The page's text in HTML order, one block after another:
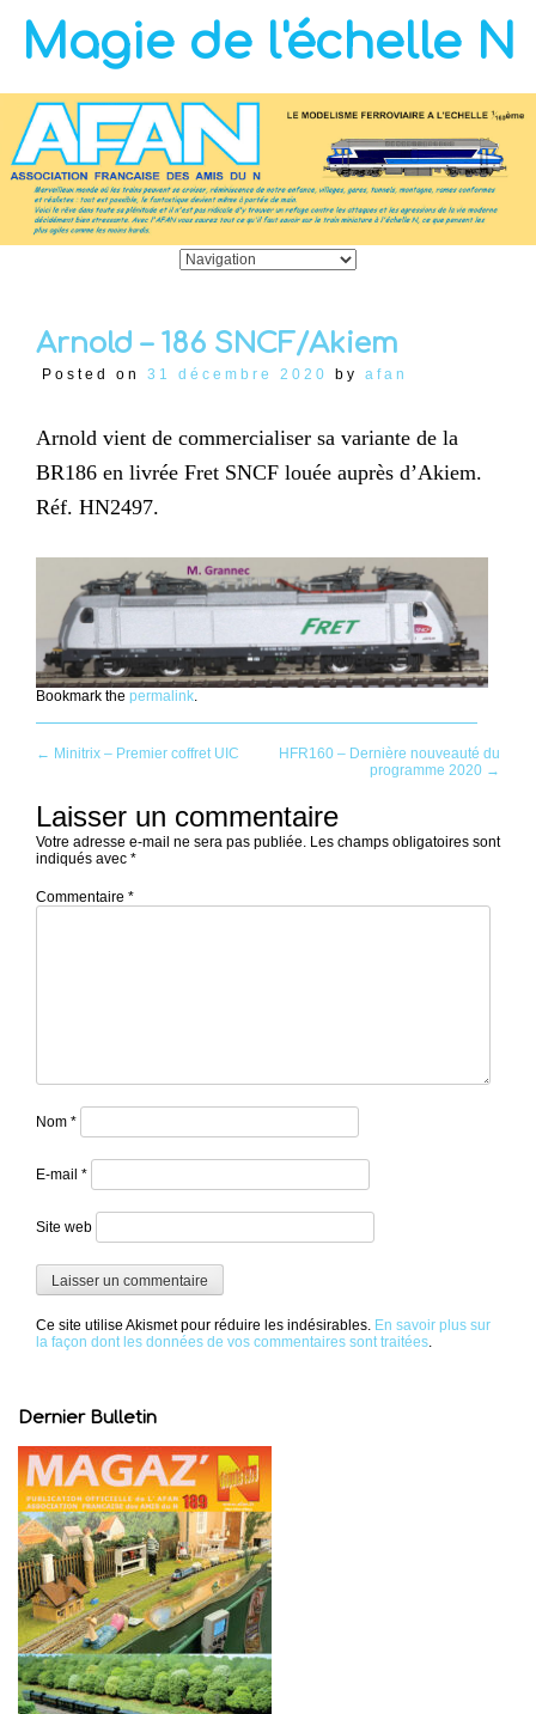
Magie de l'échelle N
Arnold – 186 SNCF/Akiem
Posted on 31 décembre 2020 by afan
Arnold vient de commercialiser sa variante de la
BR186 en livrée Fret SNCF louée auprès d’Akiem.
Réf. HN2497.
Bookmark the permalink.
Post
navigation
← Minitrix – Premier coffret UIC
HFR160 – Dernière nouveauté du
programme 2020 →
Laisser un commentaire
Votre adresse e-mail ne sera pas publiée. Les champs obligatoires sont
indiqués avec *
Commentaire *
Nom *
E-mail *
Site web
Ce site utilise Akismet pour réduire les indésirables. En savoir plus sur
la façon dont les données de vos commentaires sont traitées.
Dernier Bulletin